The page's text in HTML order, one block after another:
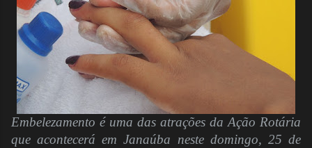
Embelezamento é uma das atrações da Ação Rotária
que acontecerá em Janaúba neste domingo, 25 de